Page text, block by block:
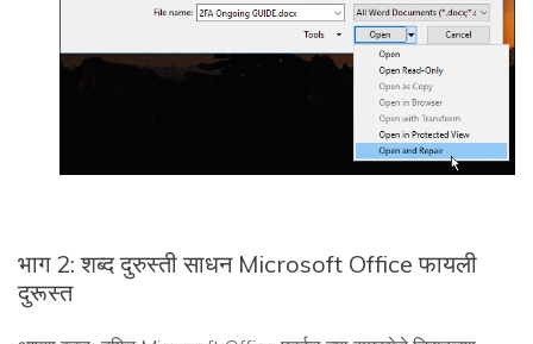
भाग 2: शब्द दुरुस्ती साधन Microsoft Office फायली
दुरूस्त